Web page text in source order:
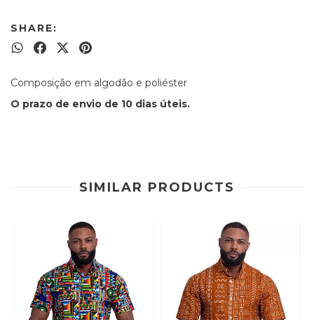
SHARE:
Composição em algodão e poliéster
O prazo de envio de 10 dias úteis.
SIMILAR PRODUCTS